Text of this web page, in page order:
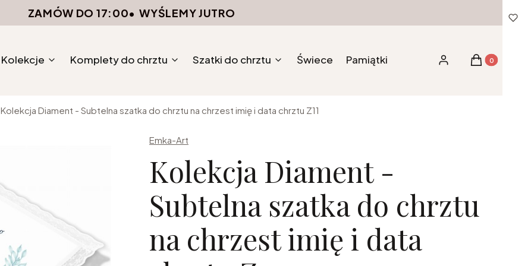
ZAMÓW DO 17:00• WYŚLEMY JUTRO
Kolekcje Komplety do chrztu Szatki do chrztu Świece Pamiątki Zaloguj sięProdukty w
Koszyk
Kolekcja Diament - Subtelna szatka do chrztu na chrzest imię i data chrztu Z11
Emka-Art
Kolekcja Diament -
Subtelna szatka do chrztu
na chrzest imię i data